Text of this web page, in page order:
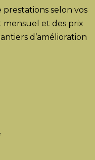
selon vos
mensuel et des prix
d’amélioration